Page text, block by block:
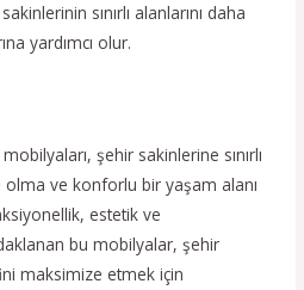
sınırlı alanlarını daha
yardımcı olur.
şehir sakinlerine sınırlı
ve konforlu bir yaşam alanı
estetik ve
bu mobilyalar, şehir
maksimize etmek için